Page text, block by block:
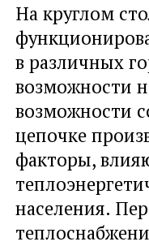
На круглом
в различных
возможности
возможности
цепочке
факторы,
населения.